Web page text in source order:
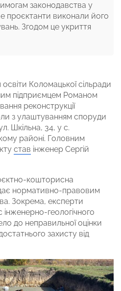
законодавства у
проєктанти виконали його
Згодом це укриття
освіти Коломацької сільради
підприємцем Романом
реконструкції
з улаштуванням споруди
Шкільна, 34, у с.
районі. Головним
став інженер Сергій
кошторисна
нормативно-правовим
Зокрема, експерти
інженерно-геологічного
до неправильної оцінки
захисту від